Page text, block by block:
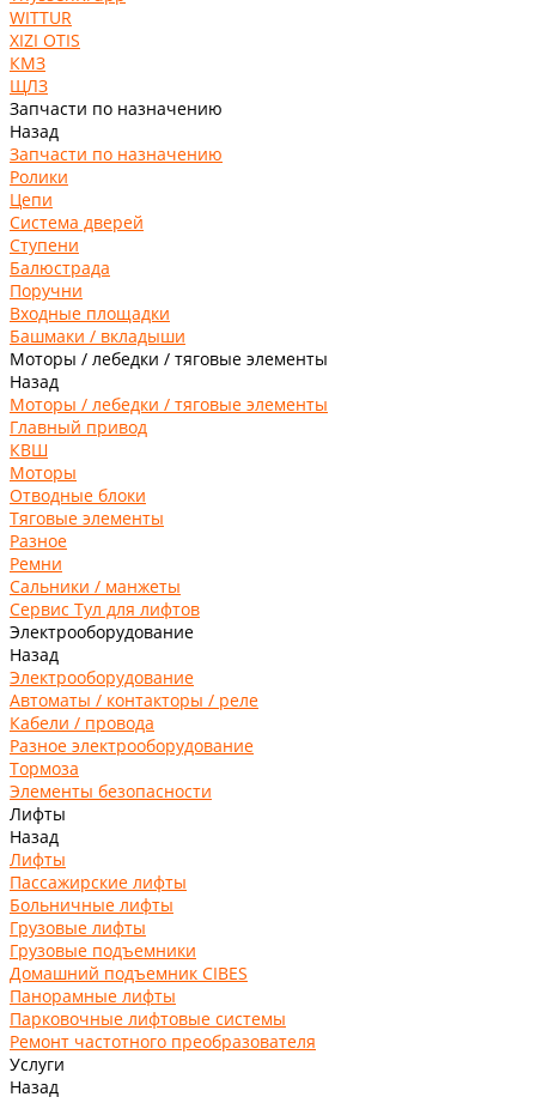
WITTUR
XIZI OTIS
КМЗ
ЩЛЗ
Запчасти по назначению
Назад
Запчасти по назначению
Ролики
Цепи
Система дверей
Ступени
Балюстрада
Поручни
Входные площадки
Башмаки / вкладыши
Моторы / лебедки / тяговые элементы
Назад
Моторы / лебедки / тяговые элементы
Главный привод
КВШ
Моторы
Отводные блоки
Тяговые элементы
Разное
Ремни
Сальники / манжеты
Сервис Тул для лифтов
Электрооборудование
Назад
Электрооборудование
Автоматы / контакторы / реле
Кабели / провода
Разное электрооборудование
Тормоза
Элементы безопасности
Лифты
Назад
Лифты
Пассажирские лифты
Больничные лифты
Грузовые лифты
Грузовые подъемники
Домашний подъемник CIBES
Панорамные лифты
Парковочные лифтовые системы
Ремонт частотного преобразователя
Услуги
Назад